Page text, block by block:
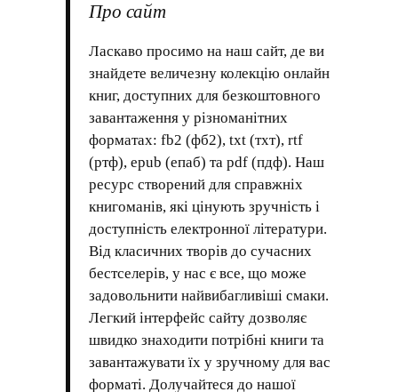
Про сайт
Ласкаво просимо на наш сайт, де ви
знайдете величезну колекцію онлайн
книг, доступних для безкоштовного
завантаження у різноманітних
форматах: fb2 (фб2), txt (тхт), rtf
(ртф), epub (епаб) та pdf (пдф). Наш
ресурс створений для справжніх
книгоманів, які цінують зручність і
доступність електронної літератури.
Від класичних творів до сучасних
бестселерів, у нас є все, що може
задовольнити найвибагливіші смаки.
Легкий інтерфейс сайту дозволяє
швидко знаходити потрібні книги та
завантажувати їх у зручному для вас
форматі. Долучайтеся до нашої